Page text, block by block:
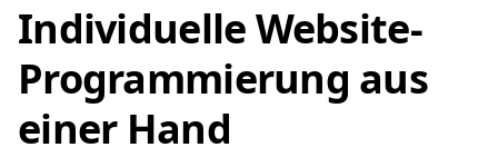
Individuelle Website-
Programmierung aus
einer Hand